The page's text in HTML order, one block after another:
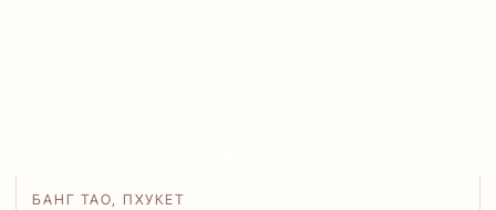
БАНГ ТАО, ПХУКЕТ